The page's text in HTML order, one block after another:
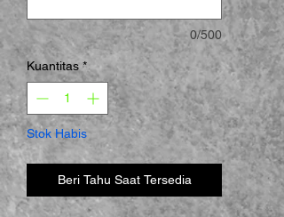
0/500
Kuantitas *
Stok Habis
Beri Tahu Saat Tersedia